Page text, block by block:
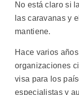
No está claro si
las caravanas y
mantiene.
Hace varios
organizaciones
visa para los
especialistas y